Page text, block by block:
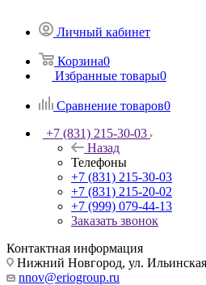
Личный кабинет
Корзина0
Избранные товары0
Сравнение товаров0
+7 (831) 215-30-03
Назад
Телефоны
+7 (831) 215-30-03
+7 (831) 215-20-02
+7 (999) 079-44-13
Заказать звонок
Контактная информация
Нижний Новгород, ул.
nnov@eriogroup.ru